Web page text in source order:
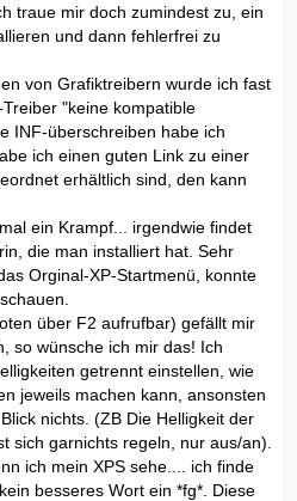
traue mir doch zumindest zu, ein
und dann fehlerfrei zu
von Grafiktreibern wurde ich fast
"keine kompatible
INF-überschreiben habe ich
ich einen guten Link zu einer
erhältlich sind, den kann
ein Krampf... irgendwie findet
die man installiert hat. Sehr
Orginal-XP-Startmenü, konnte
über F2 aufrufbar) gefällt mir
so wünsche ich mir das! Ich
getrennt einstellen, wie
jeweils machen kann, ansonsten
nichts. (ZB Die Helligkeit der
sich garnichts regeln, nur aus/an).
ich mein XPS sehe.... ich finde
besseres Wort ein *fg*. Diese